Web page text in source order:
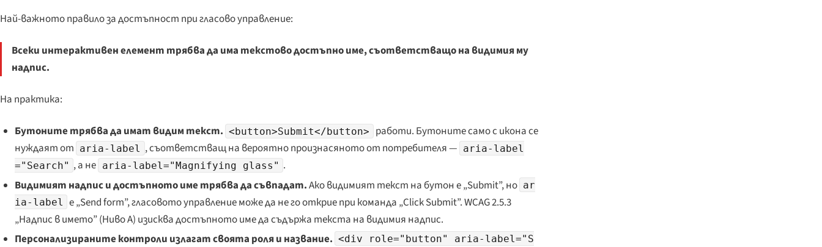
Най-важното правило за достъпност при гласово управление:
Всеки интерактивен елемент трябва да има текстово достъпно име, съответстващо на видимия му
надпис.
На практика:
Бутоните трябва да имат видим текст. <button>Submit</button>
работи. Бутоните само с икона се
нуждаят от aria-label , съответстващ на вероятно произнасяното от потребителя — aria-label
="Search" , а не aria-label="Magnifying glass" .
Видимият надпис и достъпното име трябва да съвпадат.Ако видимият текст на бутон е „Submit”, но ar
ia-label
е „Send form”, гласовото управление може да не го открие при команда „Click Submit”. WCAG 2.5.3
„Надпис в името” (Ниво A) изисква достъпното име да съдържа текста на видимия надпис.
Персонализираните контроли излагат своята роля и название. <div role="button" aria-label="S